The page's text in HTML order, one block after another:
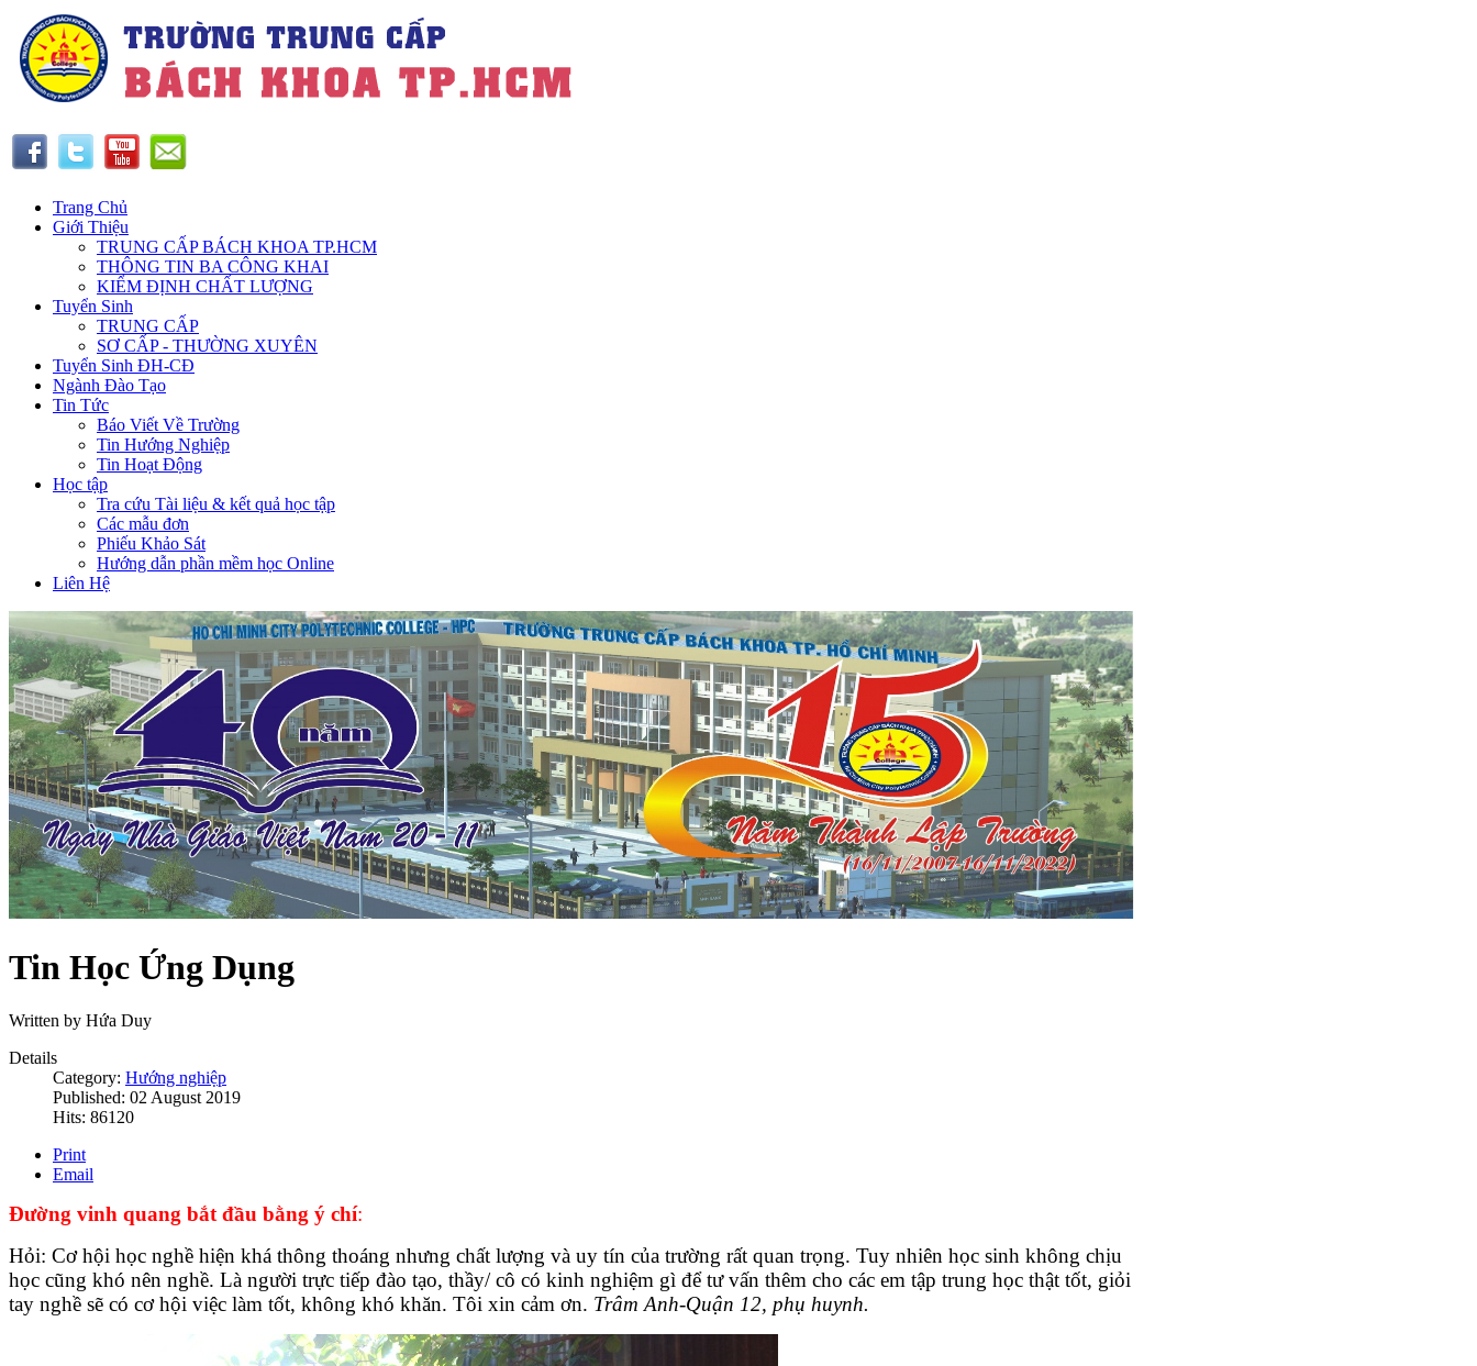
Trang Chủ
Giới Thiệu
TRUNG CẤP BÁCH KHOA TP.HCM
THÔNG TIN BA CÔNG KHAI
KIỂM ĐỊNH CHẤT LƯỢNG
Tuyển Sinh
TRUNG CẤP
SƠ CẤP - THƯỜNG XUYÊN
Tuyển Sinh ĐH-CĐ
Ngành Đào Tạo
Tin Tức
Báo Viết Về Trường
Tin Hướng Nghiệp
Tin Hoạt Động
Học tập
Tra cứu Tài liệu & kết quả học tập
Các mẫu đơn
Phiếu Khảo Sát
Hướng dẫn phần mềm học Online
Liên Hệ
Tin Học Ứng Dụng
Written by Hứa Duy
Details
Category: Hướng nghiệp
Published: 02 August 2019
Hits: 86120
Print
Email
Đường vinh quang bắt đầu bằng ý chí:
Hỏi: Cơ hội học nghề hiện khá thông thoáng nhưng chất lượng và uy tín của trường rất quan trọng. Tuy nhiên học sinh không chịu
học cũng khó nên nghề. Là người trực tiếp đào tạo, thầy/ cô có kinh nghiệm gì để tư vấn thêm cho các em tập trung học thật tốt, giỏi
tay nghề sẽ có cơ hội việc làm tốt, không khó khăn. Tôi xin cảm ơn. Trâm Anh-Quận 12, phụ huynh.